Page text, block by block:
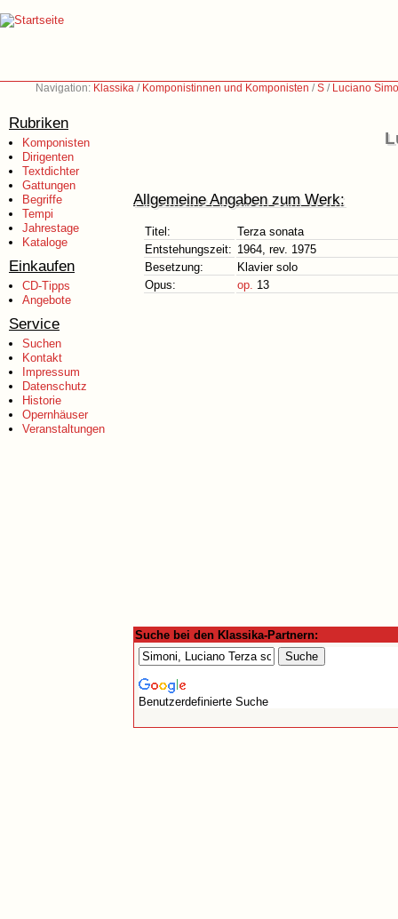
Navigation: Klassika / Komponistinnen und Komponisten /S / Luciano
Rubriken
Komponisten
Dirigenten
Textdichter
Gattungen
Begriffe
Tempi
Jahrestage
Kataloge
Einkaufen
CD-Tipps
Angebote
Service
Suchen
Kontakt
Impressum
Datenschutz
Historie
Opernhäuser
Veranstaltungen
Allgemeine Angaben zum Werk:
Titel:
Terza sonata
Entstehungszeit: 1964, rev. 1975
Besetzung:
Klavier solo
Opus:
op. 13
Suche bei den Klassika-Partnern:
Benutzerdefinierte Suche